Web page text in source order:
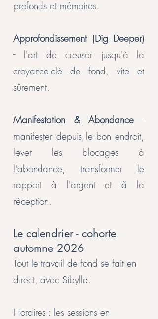
profonds et mémoires.
Approfondissement (Dig Deeper)
-l'art de creuser jusqu'à la
croyance-clé de fond, vite et
sûrement.
Manifestation & Abondance -
manifester depuis le bon endroit,
lever les blocages à
l'abondance, transformer le
rapport à l'argent et à la
réception.
Le calendrier - cohorte
automne 2026
Tout le travail de fond se fait en
direct, avec Sibylle.
Horaires : les sessions en